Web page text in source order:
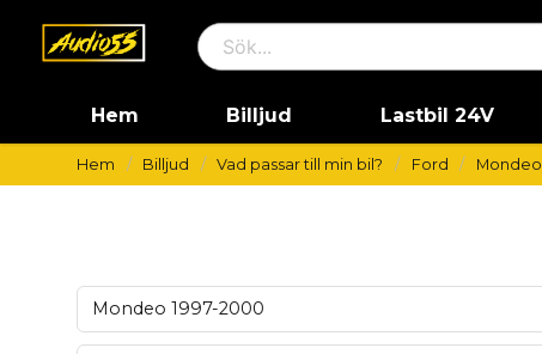
Hem Billjud Lastbil 24V
Hem Billjud Vad passar till min bil? Ford Mondeo
Mondeo 1997-2000